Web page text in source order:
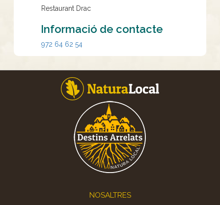
Restaurant Drac
Informació de contacte
972 64 62 54
NOSALTRES